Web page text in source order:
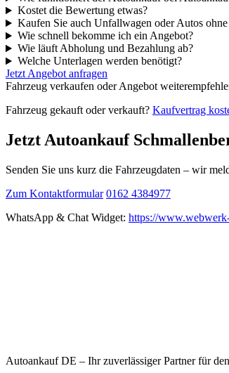
Kostet die Bewertung etwas?
Kaufen Sie auch Unfallwagen oder Autos
Wie schnell bekomme ich ein Angebot?
Wie läuft Abholung und Bezahlung ab?
Welche Unterlagen werden benötigt?
Jetzt Angebot anfragen
Fahrzeug verkaufen oder Angebot
Fahrzeug gekauft oder verkauft? Kaufvertrag
Jetzt Autoankauf
Senden Sie uns kurz die Fahrzeugdaten – wir
Zum Kontaktformular 0162 4384977
WhatsApp & Chat Widget: https://
Autoankauf DE – Ihr zuverlässiger Partner für